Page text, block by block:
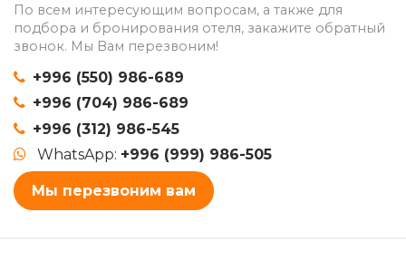
По всем интересующим вопросам, а также для
подбора и бронирования отеля, закажите обратный
звонок. Мы Вам перезвоним!
+996 (550) 986-689
+996 (704) 986-689
+996 (312) 986-545
WhatsApp: +996 (999) 986-505
Мы перезвоним вам